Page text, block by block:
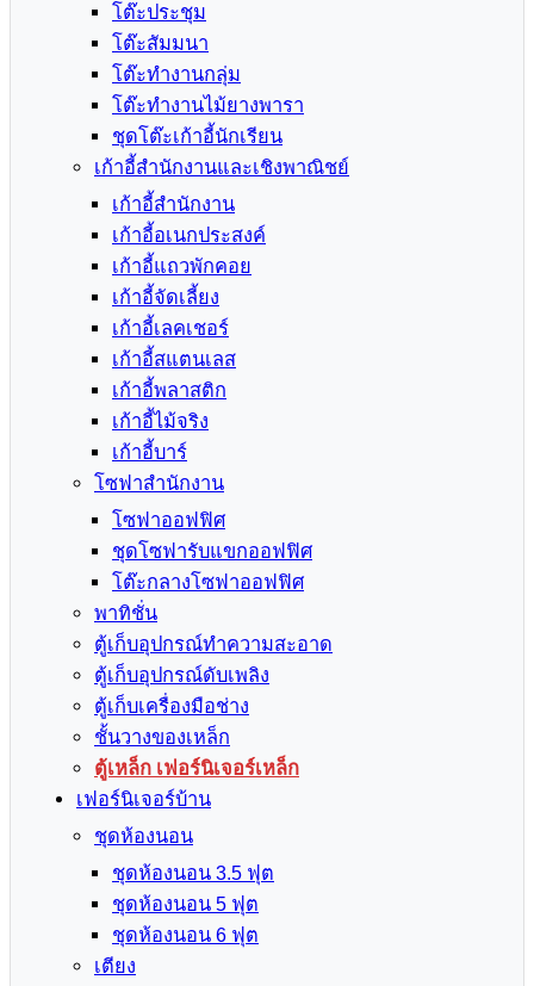
โต๊ะประชุม
โต๊ะสัมมนา
โต๊ะทำงานกลุ่ม
โต๊ะทำงานไม้ยางพารา
ชุดโต๊ะเก้าอี้นักเรียน
เก้าอี้สำนักงานและเชิงพาณิชย์
เก้าอี้สำนักงาน
เก้าอี้อเนกประสงค์
เก้าอี้แถวพักคอย
เก้าอี้จัดเลี้ยง
เก้าอี้เลคเชอร์
เก้าอี้สแตนเลส
เก้าอี้พลาสติก
เก้าอี้ไม้จริง
เก้าอี้บาร์
โซฟาสำนักงาน
โซฟาออฟฟิศ
ชุดโซฟารับแขกออฟฟิศ
โต๊ะกลางโซฟาออฟฟิศ
พาทิชั่น
ตู้เก็บอุปกรณ์ทำความสะอาด
ตู้เก็บอุปกรณ์ดับเพลิง
ตู้เก็บเครื่องมือช่าง
ชั้นวางของเหล็ก
ตู้เหล็ก เฟอร์นิเจอร์เหล็ก
เฟอร์นิเจอร์บ้าน
ชุดห้องนอน
ชุดห้องนอน 3.5 ฟุต
ชุดห้องนอน 5 ฟุต
ชุดห้องนอน 6 ฟุต
เตียง